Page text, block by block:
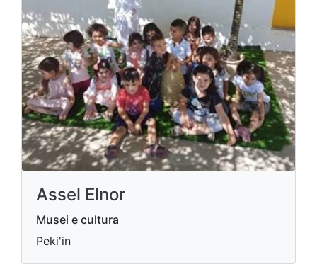
Assel Elnor
Musei e cultura
Peki'in